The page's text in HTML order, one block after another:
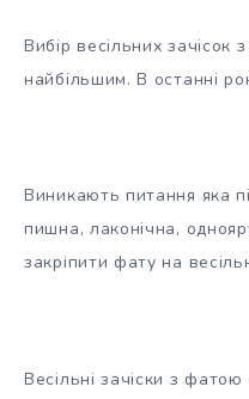
Вибір весільних
найбільшим. В останні
Виникають питання яка
пишна, лаконічна,
закріпити фату на
Весільні зачіски з